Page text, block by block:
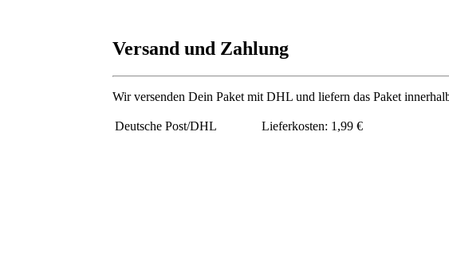
Versand und Zahlung
Wir versenden Dein Paket mit DHL und liefern das Paket
Deutsche Post/DHL Lieferkosten: 1,99 €